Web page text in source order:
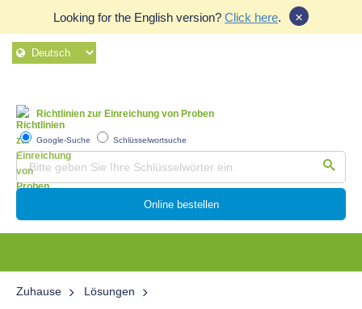
Looking for the English version? Click here. ×
Richtlinien zur Einreichung von Proben
Google-Suche Schlüsselwortsuche
Online bestellen
Zuhause
Lösungen